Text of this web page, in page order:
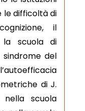
le difficoltà di
il
la scuola di
sindrome del
di J.
scuola